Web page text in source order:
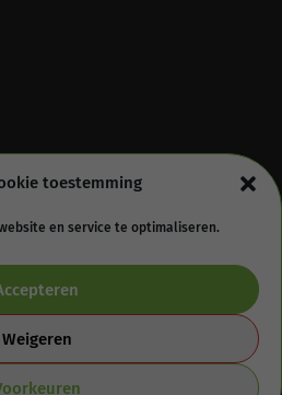
toestemming
en service te optimaliseren.
Weigeren
Retourbeleid
Cookie Policy (EU)